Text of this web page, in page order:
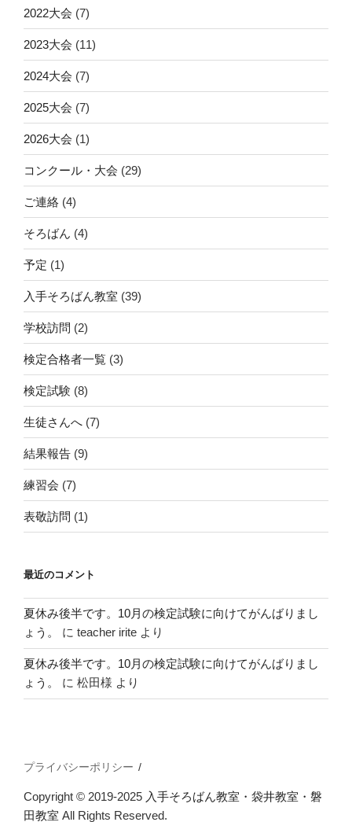
2022大会 (7)
2023大会 (11)
2024大会 (7)
2025大会 (7)
2026大会 (1)
コンクール・大会 (29)
ご連絡 (4)
そろばん (4)
予定 (1)
入手そろばん教室 (39)
学校訪問 (2)
検定合格者一覧 (3)
検定試験 (8)
生徒さんへ (7)
結果報告 (9)
練習会 (7)
表敬訪問 (1)
最近のコメント
夏休み後半です。10月の検定試験に向けてがんばりまし
ょう。
に teacher irite より
夏休み後半です。10月の検定試験に向けてがんばりまし
ょう。
に 松田様 より
プライバシーポリシー
Copyright © 2019-2025 入手そろばん教室・袋井教室・磐
田教室 All Rights Reserved.